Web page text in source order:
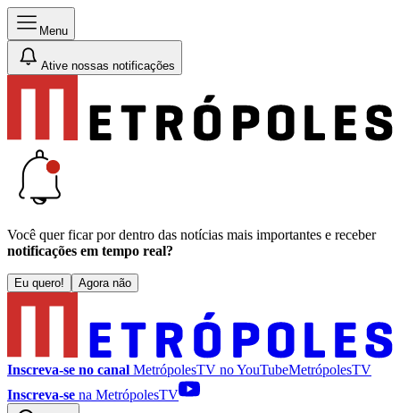
Menu
Ative nossas notificações
Você quer ficar por dentro das notícias mais importantes e receber
notificações em tempo real?
Eu quero! Agora não
Inscreva-se no canal MetrópolesTV noYouTubeMetrópolesTV
Inscreva-se na MetrópolesTV